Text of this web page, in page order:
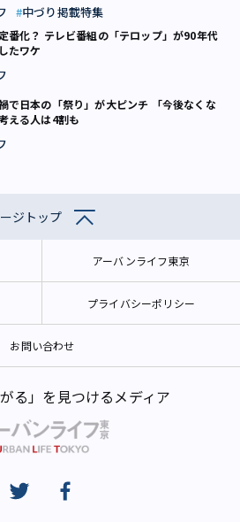
中づり掲載特集
番化？ テレビ番組の「テロップ」が90年代
たワケ
で日本の「祭り」が大ピンチ 「今後なくな
える人は4割も
ジトップ
アーバンライフ東京
プライバシーポリシー
お問い合わせ
る」を見つけるメディア